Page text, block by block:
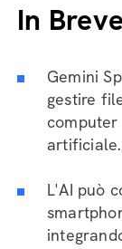
In
Gemini
gestire
artificiale.
L'AI può